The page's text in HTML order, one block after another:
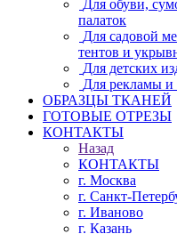
Для обуви,
палаток
Для садовой
тентов и
Для детских
Для рекламы и
ОБРАЗЦЫ ТКАНЕЙ
ГОТОВЫЕ ОТРЕЗЫ
КОНТАКТЫ
Назад
КОНТАКТЫ
г. Москва
г. Санкт-
г. Иваново
г. Казань